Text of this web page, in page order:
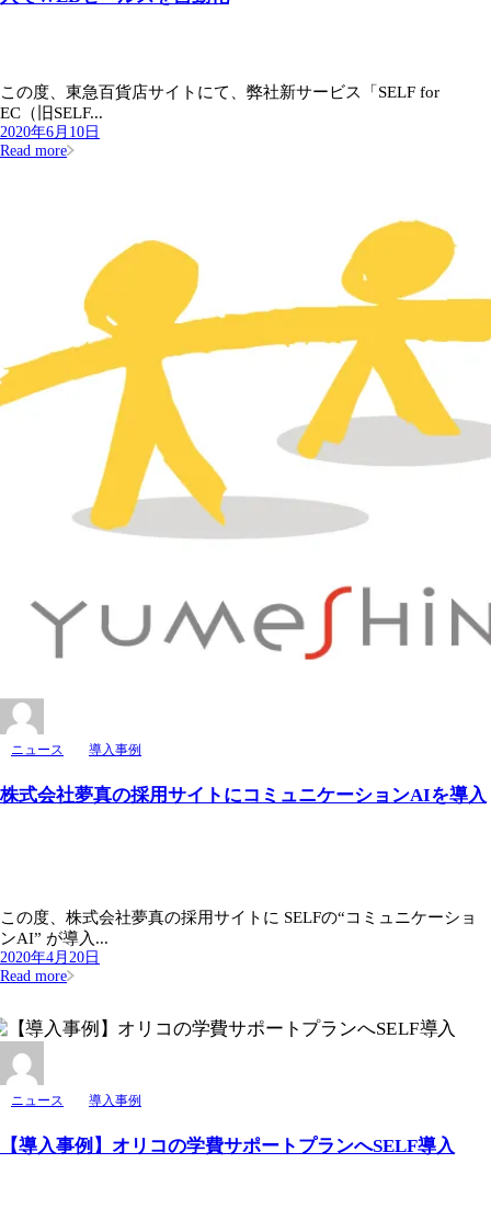
この度、東急百貨店サイトにて、弊社新サービス「SELF for
EC（旧SELF...
2020年6月10日
Read more
ニュース 導入事例
株式会社夢真の採用サイトにコミュニケーションAIを導入
この度、株式会社夢真の採用サイトに SELFの“コミュニケーショ
ンAI” が導入...
2020年4月20日
Read more
ニュース 導入事例
【導入事例】オリコの学費サポートプランへSELF導入